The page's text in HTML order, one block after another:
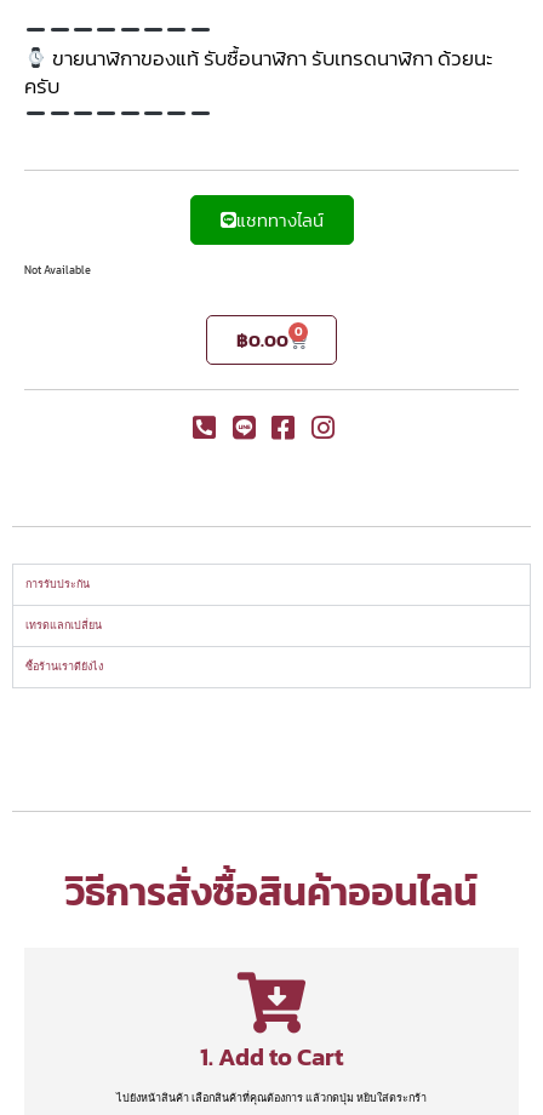
ขายนาฬิกาของแท้ รับซื้อนาฬิกา รับเทรดนาฬิกา ด้วยนะ
ครับ
แชททางไลน์
Not Available
฿0.00 0
การรับประกัน
เทรดแลกเปลี่ยน
ซื้อร้านเราดียังไง
วิธีการสั่งซื้อสินค้าออนไลน์
1. Add to Cart
ไปยังหน้าสินค้า เลือกสินค้าที่คุณต้องการ แล้วกดปุ่ม หยิบใส่ตระกร้า